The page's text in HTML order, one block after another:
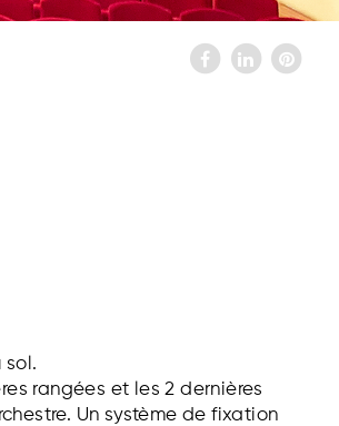
sol.
rangées et les 2 dernières
Un système de fixation